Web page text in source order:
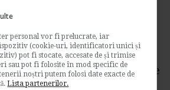
brut pe tara, daca acest
caruia se calculeaza
au obligatia calcularii,
Contributiile retinute
de 25 inclusiv a lunii
personal vor fi prelucrate, iar
(cookie-uri, identificatori unici și
pot fi stocate, accesate de și trimise
sau pot fi folosite în mod specific de
noștri putem folosi date exacte de
Lista partenerilor.